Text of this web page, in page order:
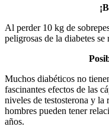
Al perder 10 kg de
peligrosas de la diabetes
Muchos diabéticos no
fascinantes efectos de las
niveles de testosterona y la
hombres pueden tener
años.